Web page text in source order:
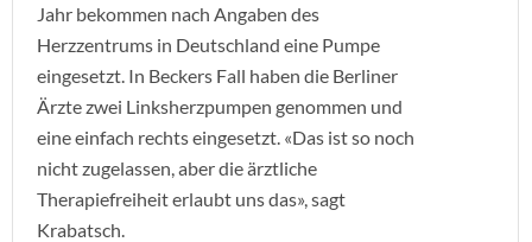
Jahr bekommen nach Angaben des
Herzzentrums in Deutschland eine Pumpe
eingesetzt. In Beckers Fall haben die Berliner
Ärzte zwei Linksherzpumpen genommen und
eine einfach rechts eingesetzt. «Das ist so noch
nicht zugelassen, aber die ärztliche
Therapiefreiheit erlaubt uns das», sagt
Krabatsch.